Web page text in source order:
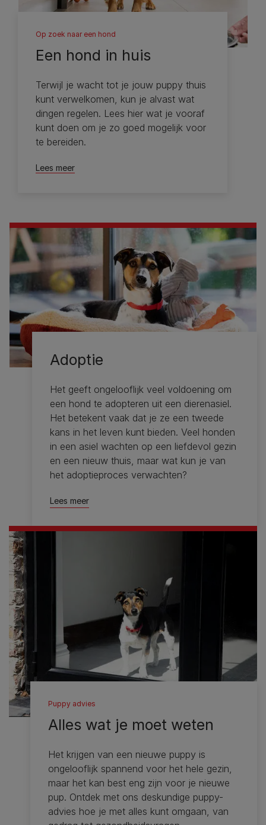
Op zoek naar een hond
Een hond in huis
Terwijl je wacht tot je jouw puppy thuis
kunt verwelkomen, kun je alvast wat
dingen regelen. Lees hier wat je vooraf
kunt doen om je zo goed mogelijk voor
te bereiden.
Lees meer
Adoptie
Het geeft ongelooflijk veel voldoening om
een ​​hond te adopteren uit een dierenasiel.
Het betekent vaak dat je ze een tweede
kans in het leven kunt bieden. Veel honden
in een asiel wachten op een liefdevol gezin
en een nieuw thuis, maar wat kun je van
het adoptieproces verwachten?
Lees meer
Puppy advies
Alles wat je moet weten
Het krijgen van een nieuwe puppy is
ongelooflijk spannend voor het hele gezin,
maar het kan best eng zijn voor je nieuwe
pup. Ontdek met ons deskundige puppy-
advies hoe je met alles kunt omgaan, van